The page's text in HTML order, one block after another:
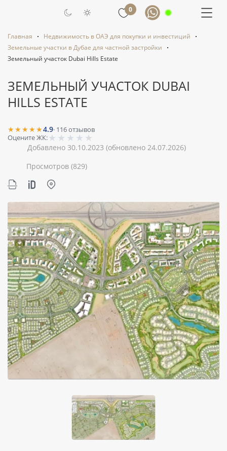
0
Главная
Недвижимость в ОАЭ для покупки и инвестиций
Земельные участки в Дубае для частной застройки
Земельный участок Dubai Hills Estate
ЗЕМЕЛЬНЫЙ УЧАСТОК DUBAI
HILLS ESTATE
★★★★★4.9· 116отзывов
Оцените ЖК:★ ★ ★ ★ ★
Добавлено 30.10.2023 (обновлено 24.07.2026)
Просмотров (829)